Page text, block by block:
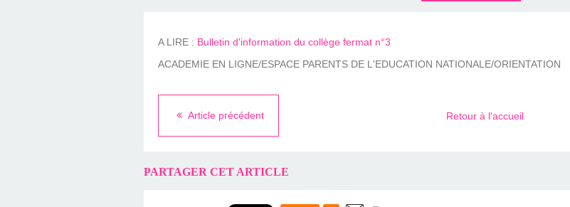
A LIRE : Bulletin d'information du collège fermat n°3
ACADEMIE EN LIGNE/ESPACE PARENTS DE L'EDUCATION NATIONALE/ORIENTATION
Article précédent Retour à l'accueil
PARTAGER CET ARTICLE